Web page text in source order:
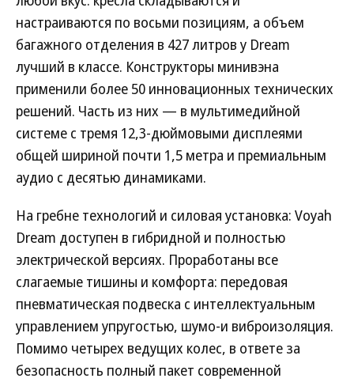
настраиваются по восьми позициям, а объем
багажного отделения в 427 литров у Dream
лучший в классе. Конструкторы минивэна
применили более 50 инновационных технических
решений. Часть из них — в мультимедийной
системе с тремя 12,3-дюймовыми дисплеями
общей шириной почти 1,5 метра и премиальным
аудио с десятью динамиками.
На гребне технологий и силовая установка: Voyah
Dream доступен в гибридной и полностью
электрической версиях. Проработаны все
слагаемые тишины и комфорта: передовая
пневматическая подвеска с интеллектуальным
управлением упругостью, шумо-и виброизоляция.
Помимо четырех ведущих колес, в ответе за
безопасность полный пакет современной